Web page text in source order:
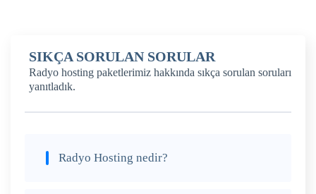
SIKÇA SORULAN SORULAR
Radyo hosting paketlerimiz hakkında sıkça sorulan soruları
yanıtladık.
Radyo Hosting nedir?